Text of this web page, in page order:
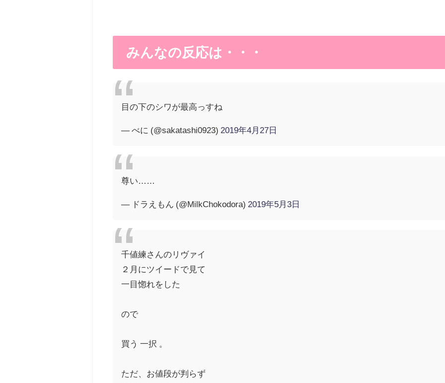
みんなの反応は・・・
目の下のシワが最高っすね
— べに (@sakatashi0923) 2019年4月27日
尊い……
— ドラえもん (@MilkChokodora) 2019年5月3日
千値練さんのリヴァイ
２月にツイードで見て
一目惚れをした
ので
買う 一択 。
ただ、お値段が判らず